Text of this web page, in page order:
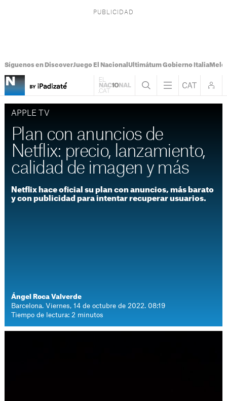
Síguenos en DiscoverJuego El Nacional Ultimátum Gobierno Italia
APPLE TV
Plan con anuncios de
Netflix: precio, lanzamiento,
calidad de imagen y más
Netflix hace oficial su plan con anuncios, más barato
y con publicidad para intentar recuperar usuarios.
Ángel Roca Valverde
Barcelona. Viernes, 14 de octubre de 2022. 08:19
Tiempo de lectura: 2 minutos